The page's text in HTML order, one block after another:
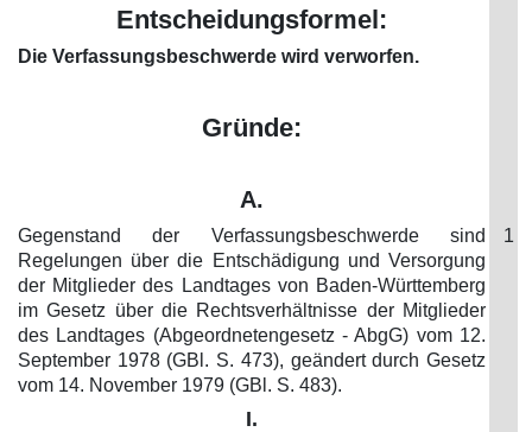
Entscheidungsformel:
Die Verfassungsbeschwerde wird verworfen.
Gründe:
A.
Gegenstand der Verfassungsbeschwerde sind
Regelungen über die Entschädigung und Versorgung
der Mitglieder des Landtages von Baden-Württemberg
im Gesetz über die Rechtsverhältnisse der Mitglieder
des Landtages (Abgeordnetengesetz - AbgG) vom 12.
September 1978 (GBl. S. 473), geändert durch Gesetz
vom 14. November 1979 (GBl. S. 483).
1
I.